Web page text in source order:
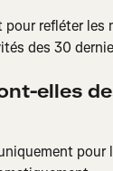
refléter les
des 30
elles